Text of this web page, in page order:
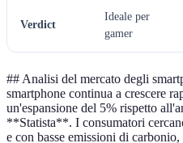
Verdict
Ideale per
gamer
## Analisi del mercato degli
smartphone continua a crescere
un'espansione del 5% rispetto
**Statista**. I consumatori
e con basse emissioni di